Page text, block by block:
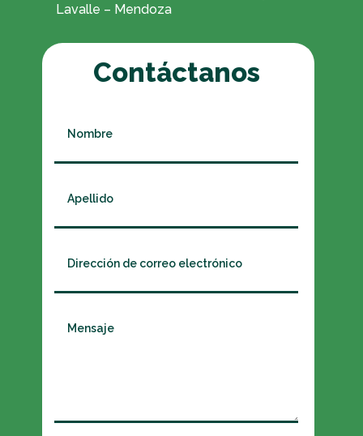
Lavalle – Mendoza
Contáctanos